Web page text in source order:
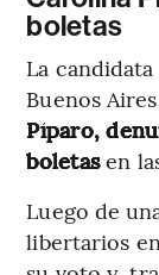
boletas
La
Buenos
Píparo,
boletasen
Luego de
libertarios